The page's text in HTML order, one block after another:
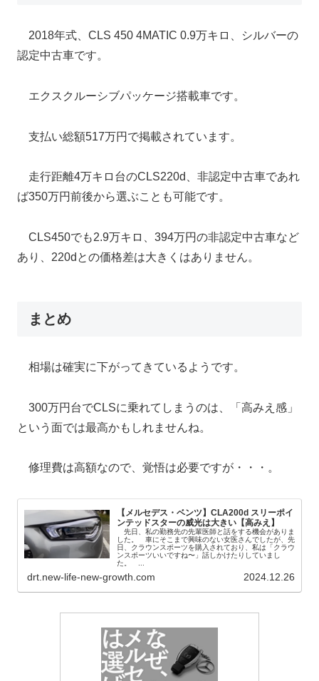
2018年式、CLS 450 4MATIC 0.9万キロ、シルバーの
認定中古車です。
エクスクルーシブパッケージ搭載車です。
支払い総額517万円で掲載されています。
走行距離4万キロ台のCLS220d、非認定中古車であれ
ば350万円前後から選ぶことも可能です。
CLS450でも2.9万キロ、394万円の非認定中古車など
あり、220dとの価格差は大きくはありません。
まとめ
相場は確実に下がってきているようです。
300万円台でCLSに乗れてしまうのは、「高みえ感」
という面では最高かもしれませんね。
修理費は高額なので、覚悟は必要ですが・・・。
【メルセデス・ベンツ】CLA200d スリーポイ
ンテッドスターの威光は大きい【高みえ】
先日、私の勤務先の先輩医師と話をする機会がありま
した。 車にそこまで興味のない女医さんでしたが、先
日、クラウンスポーツを購入されており、私は「クラウ
ンスポーツいいですね〜」話しかけたりしていまし
た。 ...
drt.new-life-new-growth.com 2024.12.26